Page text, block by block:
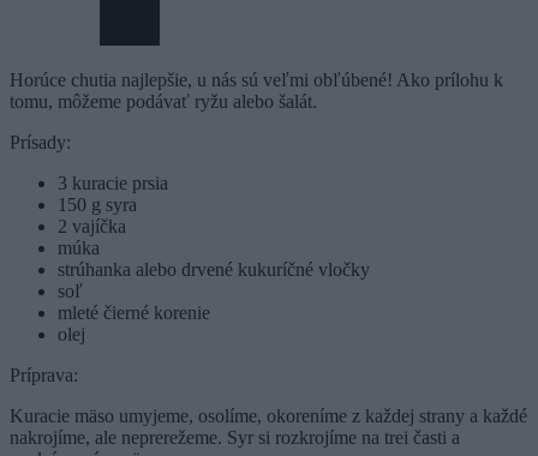
Horúce chutia najlepšie, u nás sú veľmi obľúbené! Ako prílohu k
tomu, môžeme podávať ryžu alebo šalát.
Prísady:
3 kuracie prsia
150 g syra
2 vajíčka
múka
strúhanka alebo drvené kukuríčné vločky
soľ
mleté čierné korenie
olej
Príprava:
Kuracie mäso umyjeme, osolíme, okoreníme z každej strany a každé
nakrojíme, ale neprerežeme. Syr si rozkrojíme na trei časti a